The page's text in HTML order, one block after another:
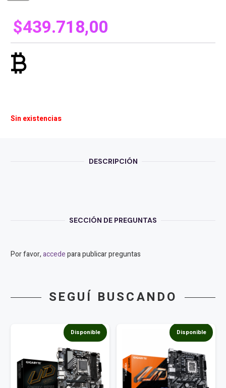
$439.718,00
currency_bitcoin
Sin existencias
DESCRIPCIÓN
SECCIÓN DE PREGUNTAS
Por favor,accedepara publicar preguntas
SEGUÍ BUSCANDO
Disponible Disponible